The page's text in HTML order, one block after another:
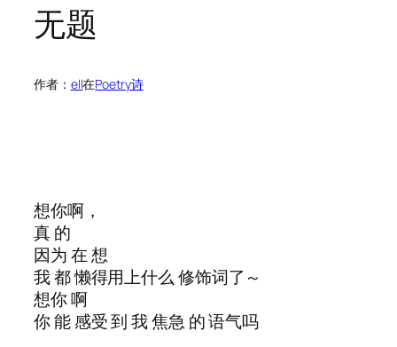
无题
作者： ell在Poetry诗
想你啊，
真 的
因为 在 想
我 都 懒得用上什么 修饰词了～
想你 啊
你 能 感受 到 我 焦急 的 语气吗